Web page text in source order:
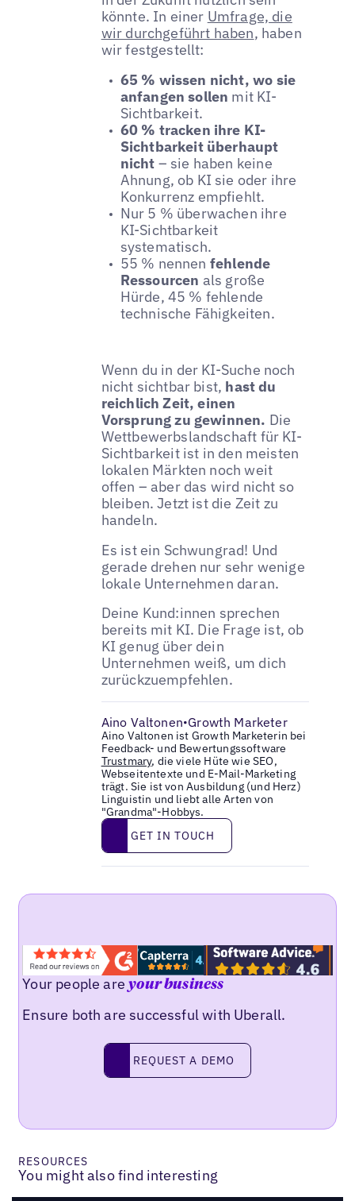
könnte. In einer Umfrage, die
wir durchgeführt haben, haben
wir festgestellt:
65 % wissen nicht, wo sie
anfangen sollen mit KI-
Sichtbarkeit.
60 % tracken ihre KI-
Sichtbarkeit überhaupt
nicht – sie haben keine
Ahnung, ob KI sie oder ihre
Konkurrenz empfiehlt.
Nur 5 % überwachen ihre
KI-Sichtbarkeit
systematisch.
55 % nennen fehlende
Ressourcen als große
Hürde, 45 % fehlende
technische Fähigkeiten.
Wenn du in der KI-Suche noch
nicht sichtbar bist, hast du
reichlich Zeit, einen
Vorsprung zu gewinnen. Die
Wettbewerbslandschaft für KI-
Sichtbarkeit ist in den meisten
lokalen Märkten noch weit
offen – aber das wird nicht so
bleiben. Jetzt ist die Zeit zu
handeln.
Es ist ein Schwungrad! Und
gerade drehen nur sehr wenige
lokale Unternehmen daran.
Deine Kund:innen sprechen
bereits mit KI. Die Frage ist, ob
KI genug über dein
Unternehmen weiß, um dich
zurückzuempfehlen.
Aino Valtonen•Growth Marketer
Aino Valtonen ist Growth Marketerin bei
Feedback- und Bewertungssoftware
Trustmary, die viele Hüte wie SEO,
Webseitentexte und E-Mail-Marketing
trägt. Sie ist von Ausbildung (und Herz)
Linguistin und liebt alle Arten von
"Grandma"-Hobbys.
Get in touch
GET IN TOUCH
Your people areyour business
Ensure both are successful with Uberall.
Request a demo
REQUEST A DEMO
RESOURCES
You might also find interesting